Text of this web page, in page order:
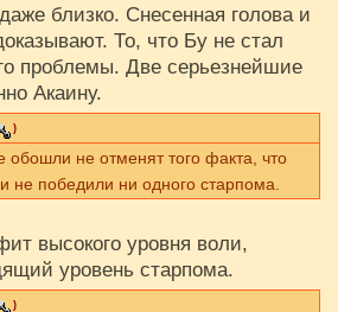
близко. Снесенная голова и
То, что Бу не стал
проблемы. Две серьезнейшие
Акаину.
)
обошли не отменят того факта, что
победили ни одного старпома.
высокого уровня воли,
уровень старпома.
)